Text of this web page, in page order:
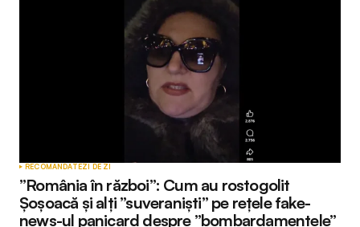
RECOMANDATEZI DE ZI
”România în război”: Cum au rostogolit
Șoșoacă și alți ”suveraniști” pe rețele fake-
news-ul panicard despre ”bombardamentele”